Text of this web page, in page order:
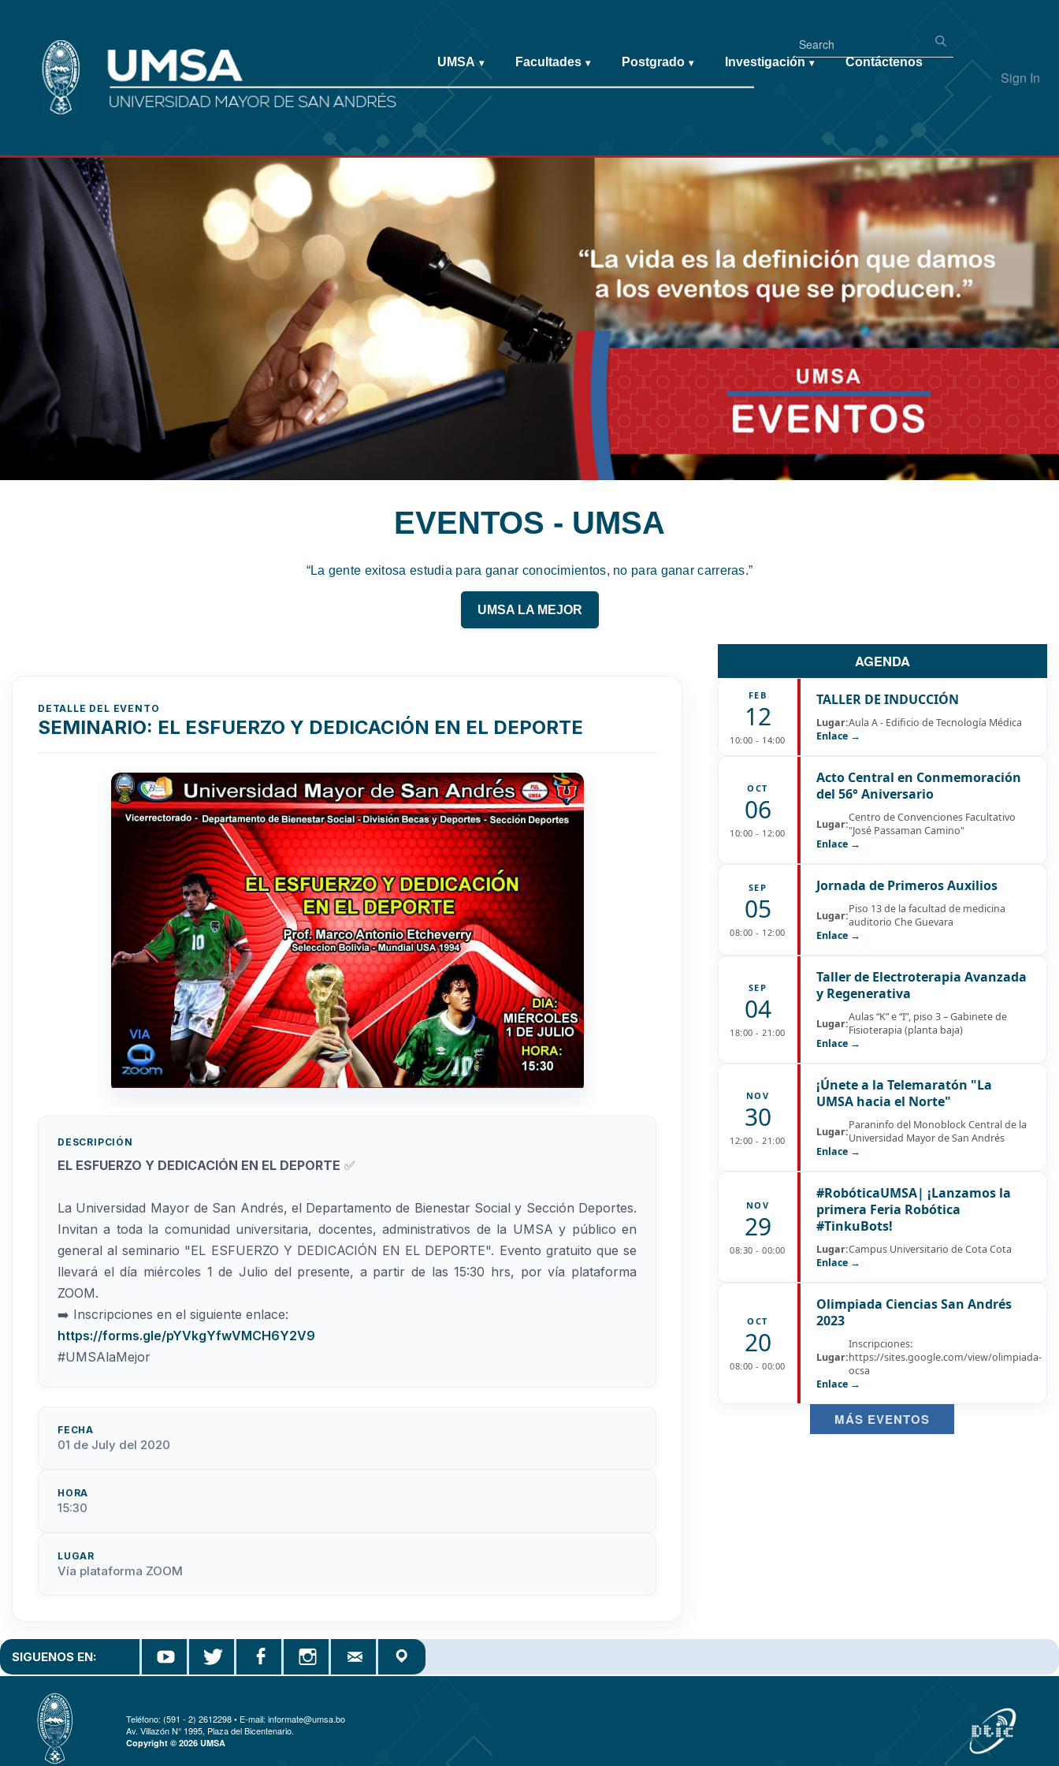
Sign In
UMSA ▾ Facultades ▾ Postgrado ▾ Investigación ▾ Contáctenos
EVENTOS - UMSA
“La gente exitosa estudia para ganar conocimientos, no para ganar carreras.”
UMSA LA MEJOR
DETALLE DEL EVENTO
SEMINARIO: EL ESFUERZO Y DEDICACIÓN EN EL DEPORTE
DESCRIPCIÓN
EL ESFUERZO Y DEDICACIÓN EN EL DEPORTE ✅
La Universidad Mayor de San Andrés, el Departamento de Bienestar Social y Sección Deportes.
Invitan a toda la comunidad universitaria, docentes, administrativos de la UMSA y público en
general al seminario "EL ESFUERZO Y DEDICACIÓN EN EL DEPORTE". Evento gratuito que se
llevará el día miércoles 1 de Julio del presente, a partir de las 15:30 hrs, por vía plataforma
ZOOM.
➡️ Inscripciones en el siguiente enlace:
https://forms.gle/pYVkgYfwVMCH6Y2V9
#UMSAlaMejor
FECHA
01 de July del 2020
HORA
15:30
LUGAR
Vía plataforma ZOOM
AGENDA
FEB
12
10:00 - 14:00
TALLER DE INDUCCIÓN
Lugar:Aula A - Edificio de Tecnología Médica
Enlace →
OCT
06
10:00 - 12:00
Acto Central en Conmemoración
del 56° Aniversario
Lugar:Centro de Convenciones Facultativo
"José Passaman Camino"
Enlace →
SEP
05
08:00 - 12:00
Jornada de Primeros Auxilios
Lugar:Piso 13 de la facultad de medicina
auditorio Che Guevara
Enlace →
SEP
04
18:00 - 21:00
Taller de Electroterapia Avanzada
y Regenerativa
Lugar:Aulas “K” e “I”, piso 3 – Gabinete de
Fisioterapia (planta baja)
Enlace →
NOV
30
12:00 - 21:00
¡Únete a la Telemaratón "La
UMSA hacia el Norte"
Lugar:Paraninfo del Monoblock Central de la
Universidad Mayor de San Andrés
Enlace →
NOV
29
08:30 - 00:00
#RobóticaUMSA| ¡Lanzamos la
primera Feria Robótica
#TinkuBots!
Lugar:Campus Universitario de Cota Cota
Enlace →
OCT
20
08:00 - 00:00
Olimpiada Ciencias San Andrés
2023
Lugar:
Inscripciones:
https://sites.google.com/view/olimpiada-
ocsa
Enlace →
MÁS EVENTOS
SIGUENOS EN:
Teléfono: (591 - 2) 2612298 • E-mail: informate@umsa.bo
Av. Villazón N° 1995, Plaza del Bicentenario.
Copyright © 2026 UMSA